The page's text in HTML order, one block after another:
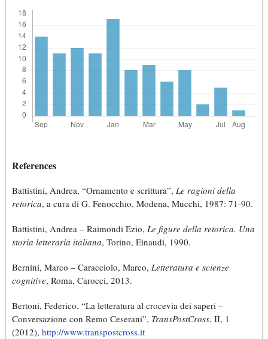
References
Battistini, Andrea, “Ornamento e scrittura”, Le ragioni della
retorica, a cura di G. Fenocchio, Modena, Mucchi, 1987: 71-90.
Battistini, Andrea – Raimondi Ezio, Le figure della retorica. Una
storia letteraria italiana, Torino, Einaudi, 1990.
Bernini, Marco – Caracciolo, Marco, Letteratura e scienze
cognitive, Roma, Carocci, 2013.
Bertoni, Federico, “La letteratura al crocevia dei saperi –
Conversazione con Remo Ceserani”, TransPostCross, II, 1
(2012), http://www.transpostcross.it